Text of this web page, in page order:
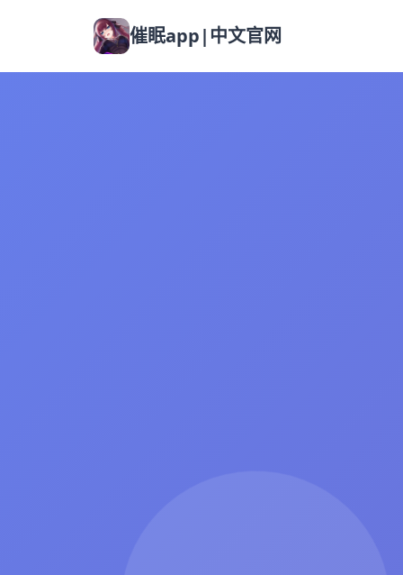
催眠app|中文官网